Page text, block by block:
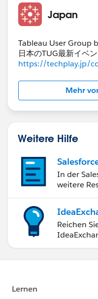
Japan
Tableau User Group
日本のTUG最新イベ
https://techplay.jp/
Mehr
Weitere Hilfe
In der
weitere
Reichen